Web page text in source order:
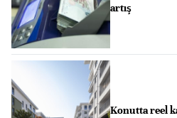
artış
Konutta reel